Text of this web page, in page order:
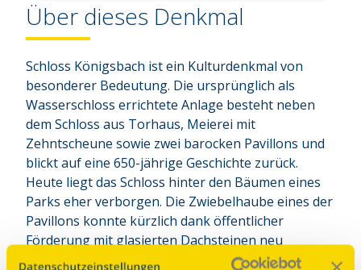
Über dieses Denkmal
Schloss Königsbach ist ein Kulturdenkmal von
besonderer Bedeutung. Die ursprünglich als
Wasserschloss errichtete Anlage besteht neben
dem Schloss aus Torhaus, Meierei mit
Zehntscheune sowie zwei barocken Pavillons und
blickt auf eine 650-jährige Geschichte zurück.
Heute liegt das Schloss hinter den Bäumen eines
Parks eher verborgen. Die Zwiebelhaube eines der
Pavillons konnte kürzlich dank öffentlicher
Förderung mit glasierten Dachsteinen neu
eingedeckt werden.